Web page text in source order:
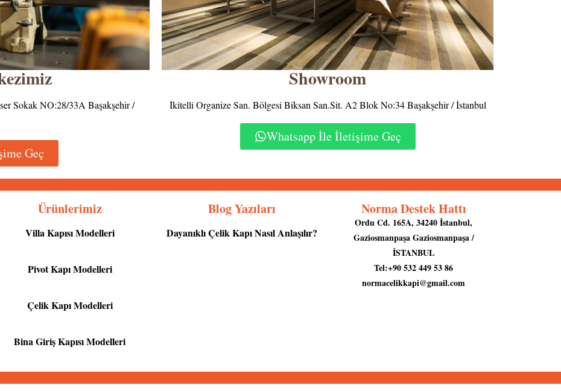
Sokak NO:28/33A Başakşehir /
Geç
Showroom
İkitelli Organize San. Bölgesi Biksan San.Sit. A2 Blok No:34 Başakşehir / İstanbul
Whatsapp İle İletişime Geç
Ürünlerimiz
Villa Kapısı Modelleri
Pivot Kapı Modelleri
Çelik Kapı Modelleri
Bina Giriş Kapısı Modelleri
Blog Yazıları
Dayanıklı Çelik Kapı Nasıl Anlaşılır?
Norma Destek Hattı
Ordu Cd. 165A, 34240 İstanbul,
Gaziosmanpaşa Gaziosmanpaşa /
İSTANBUL
Tel:+90 532 449 53 86
normacelikkapi@gmail.com